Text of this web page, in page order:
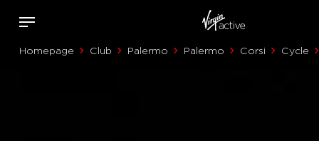
Homepage Club Palermo Palermo Corsi Cycle